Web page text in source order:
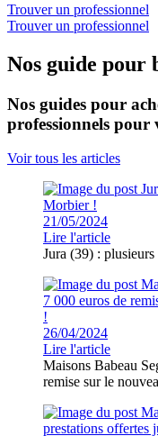
Trouver un professionnel
Trouver un professionnel
Nos guide pour
Nos guides pour
professionnels pour
Voir tous les articles
21/05/2024
Lire l'article
Jura (39) :
26/04/2024
Lire l'article
Maisons Babeau
remise sur le